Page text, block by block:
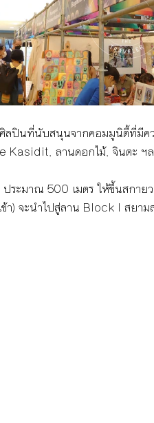
ศิลปินที่นับสนุนจากคอมมูนิตี้ที่มี
Kasidit, ลานดอกไม้, จินตะ
ระมาณ 500 เมตร ให้ขึ้นสกาย
ข้า) จะนำไปสู่ลาน Block I สยา